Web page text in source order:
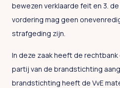
bewezen verklaarde feit en 3.
vordering mag geen
strafgeding zijn.
In deze zaak heeft de rechtbank
partij van de brandstichting
brandstichting heeft de VvE